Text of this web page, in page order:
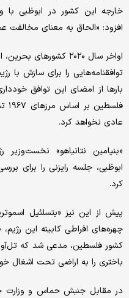
خارجه این کشور در ابوظبی با
افزود: «الحاق به معنای مخالفت
اواخر سال ۲۰۲۰
توافقنامه‌هایی را برای سازش با
بارها از امضای این توافق
عادی نخواهد کرد.
«بنیامین نتانیاهو»
ابوظبی، جلسه رایزنی را برای
کرد.
پیش از این نیز «بتسلئیل
چهره‌های افراطی کابینه این
باختری را به اراضی تحت اشغال
در مقابل جنبش حماس و وزارت